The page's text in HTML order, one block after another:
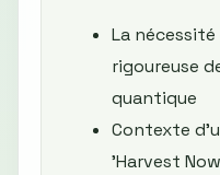
La
rigoureuse
quantique
Contexte
'Harvest